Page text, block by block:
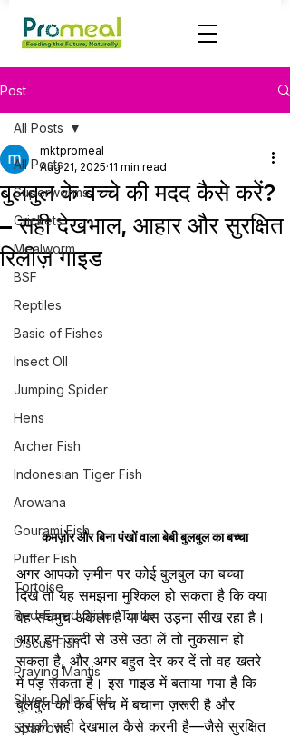
Post
All Posts
Superworms
Crickets
Mealworm
BSF
Reptiles
Basic of Fishes
Insect OIl
Jumping Spider
Hens
Archer Fish
Indonesian Tiger Fish
Arowana
Gourami Fish
Puffer Fish
Tortoise
Red-Eared Slider Turtle
Discus Fish
Praying Mantis
Silver Dollar Fish
Sparrow
All Posts
बुलबुल के बच्चे की मदद कैसे करें?
– सही देखभाल, आहार और सुरक्षित
रिलीज़ गाइड
mktpromeal
Aug 21, 2025 11 min read
कमज़ोर और बिना पंखों वाला बेबी बुलबुल का बच्चा
अगर आपको ज़मीन पर कोई बुलबुल का बच्चा
दिखे तो यह समझना मुश्किल हो सकता है कि क्या
वह सचमुच अकेला है या बस उड़ना सीख रहा है।
अगर हम जल्दी से उसे उठा लें तो नुकसान हो
सकता है, और अगर बहुत देर कर दें तो वह खतरे
में पड़ सकता है। इस गाइड में बताया गया है कि
बुलबुल को कब सच में बचाना ज़रूरी है और
उसकी सही देखभाल कैसे करनी है—जैसे सुरक्षित